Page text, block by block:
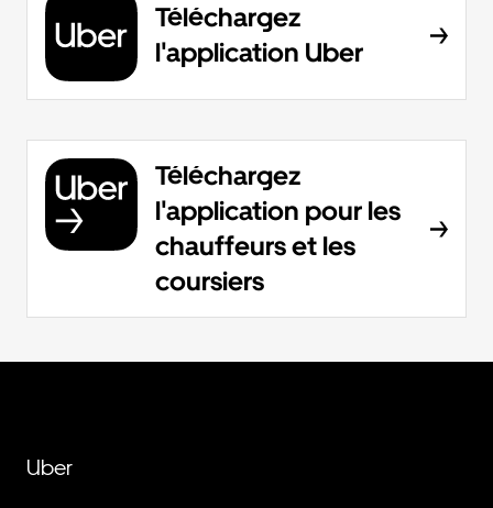
Téléchargez
l'application Uber
Téléchargez
l'application pour les
chauffeurs et les
coursiers
Uber